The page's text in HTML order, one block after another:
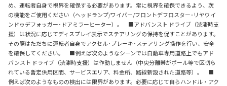
め、運転者自身で視界を確保する必要があります。常に視界を確保できるよう、次
の機能をご使用ください（ヘッドランプ/ワイパー/フロントデフロスター･リヤウイ
ンドゥデフォッガー･ドアミラーヒーター）。 ■アドバンスト ドライブ（渋滞時支
援）は状況に応じてディスプレイ表示でステアリングの保持を促すことがあります。
その際はただちに運転者自身でアクセル･ブレーキ･ステアリング操作を行い、安全
を確保してください。 ■例えば次のようなシーンでは自動車専用道路上でもアド
バンスト ドライブ（渋滞時支援）は作動しません（中央分離帯がポール等で区切ら
れている暫定供用区間、サービスエリア、料金所、路線新設された道路等）。 ■
例えば次のようなものの検出には限界があります。必要に応じて自らハンドル・アク